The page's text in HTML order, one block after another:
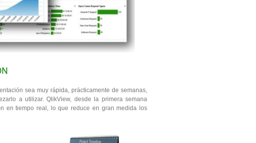
sea muy rápida, prácticamente de semanas,
a utilizar. QlikView, desde la primera semana
en tiempo real, lo que reduce en gran medida los